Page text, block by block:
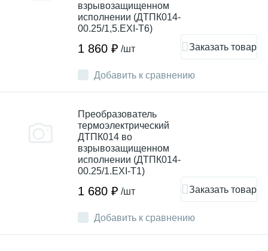
Добавить к сравнению
взрывозащищенном
исполнении (ДТПК014-
00.25/1,5.EXI-T6)
1 860 ₽ /шт Заказать товар
Добавить к сравнению
Преобразователь
термоэлектрический
ДТПК014 во
взрывозащищенном
исполнении (ДТПК014-
00.25/1.EXI-T1)
1 680 ₽ /шт Заказать товар